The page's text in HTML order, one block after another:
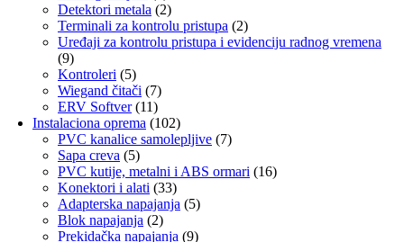
Detektori metala (2)
Terminali za kontrolu pristupa (2)
Uređaji za kontrolu pristupa i evidenciju radnog vremena
(9)
Kontroleri (5)
Wiegand čitači (7)
ERV Softver (11)
Instalaciona oprema (102)
PVC kanalice samolepljive (7)
Sapa creva (5)
PVC kutije, metalni i ABS ormari (16)
Konektori i alati (33)
Adapterska napajanja (5)
Blok napajanja (2)
Prekidačka napajanja (9)